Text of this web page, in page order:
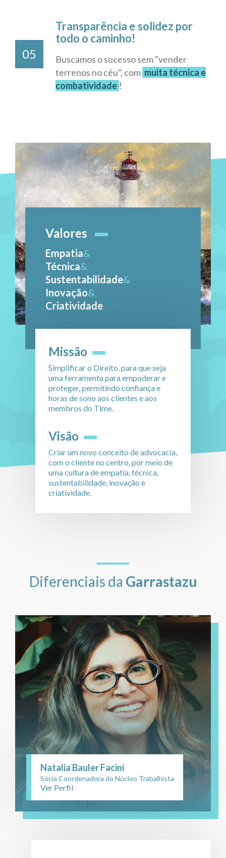
05
Transparência e solidez por
todo o caminho!
Buscamos o sucesso sem "vender
terrenos no céu", com muita técnica e
combatividade !
Valores
Empatia&
Técnica&
Sustentabilidade&
Inovação&
Criatividade
Missão
Simplificar o Direito, para que seja
uma ferramenta para empoderar e
proteger, permitindo confiança e
horas de sono aos clientes e aos
membros do Time.
Visão
Criar um novo conceito de advocacia,
com o cliente no centro, por meio de
uma cultura de empatia, técnica,
sustentabilidade, inovação e
criatividade.
Diferenciais da Garrastazu
Natalia Bauler Facini
Sócia Coordenadora do Núcleo Trabalhista
Ver Perfil